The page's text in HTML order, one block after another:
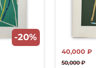
-20%
50,000₽
40,000 ₽